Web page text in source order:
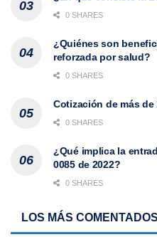
0 SHARES
¿Quiénes son
reforzada por salud?
0 SHARES
Cotización de más
0 SHARES
¿Qué implica la
0085 de 2022?
0 SHARES
LOS MÁS COMENTADOS